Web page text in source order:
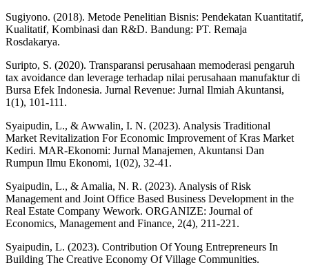
Sugiyono. (2018). Metode Penelitian Bisnis: Pendekatan Kuantitatif,
Kualitatif, Kombinasi dan R&D. Bandung: PT. Remaja
Rosdakarya.
Suripto, S. (2020). Transparansi perusahaan memoderasi pengaruh
tax avoidance dan leverage terhadap nilai perusahaan manufaktur di
Bursa Efek Indonesia. Jurnal Revenue: Jurnal Ilmiah Akuntansi,
1(1), 101-111.
Syaipudin, L., & Awwalin, I. N. (2023). Analysis Traditional
Market Revitalization For Economic Improvement of Kras Market
Kediri. MAR-Ekonomi: Jurnal Manajemen, Akuntansi Dan
Rumpun Ilmu Ekonomi, 1(02), 32-41.
Syaipudin, L., & Amalia, N. R. (2023). Analysis of Risk
Management and Joint Office Based Business Development in the
Real Estate Company Wework. ORGANIZE: Journal of
Economics, Management and Finance, 2(4), 211-221.
Syaipudin, L. (2023). Contribution Of Young Entrepreneurs In
Building The Creative Economy Of Village Communities.